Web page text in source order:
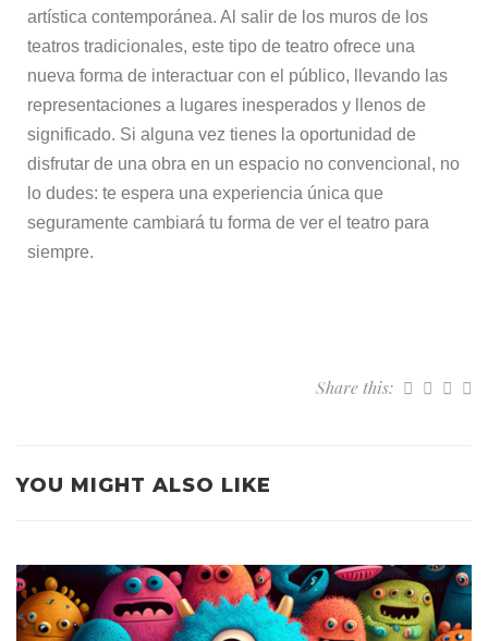
artística contemporánea. Al salir de los muros de los
teatros tradicionales, este tipo de teatro ofrece una
nueva forma de interactuar con el público, llevando las
representaciones a lugares inesperados y llenos de
significado. Si alguna vez tienes la oportunidad de
disfrutar de una obra en un espacio no convencional, no
lo dudes: te espera una experiencia única que
seguramente cambiará tu forma de ver el teatro para
siempre.
Share this:
YOU MIGHT ALSO LIKE